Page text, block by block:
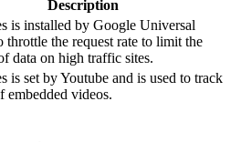
Description
is installed by Google Universal
throttle the request rate to limit the
data on high traffic sites.
is set by Youtube and is used to track
embedded videos.